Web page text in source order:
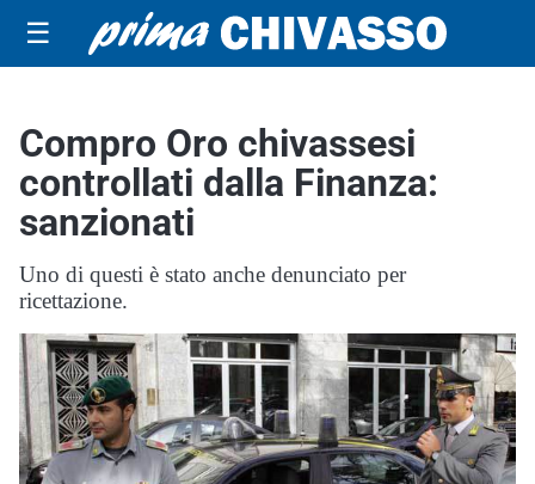
☰
Compro Oro chivassesi
controllati dalla Finanza:
sanzionati
Uno di questi è stato anche denunciato per
ricettazione.